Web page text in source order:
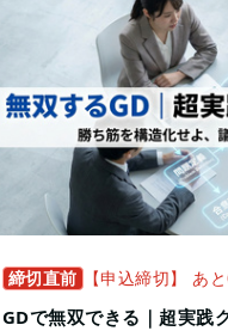
締切直前 【申込締切】 あ
GDで無双できる｜超実践